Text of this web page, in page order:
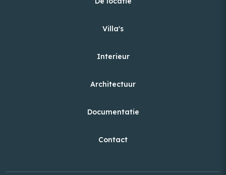
Villa's
Interieur
Architectuur
Documentatie
Contact